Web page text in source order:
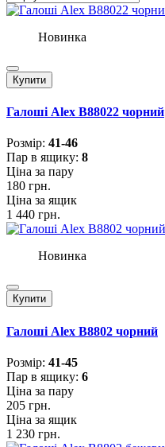
Новинка
Купити
Галоші Alex B88022 чорний
Розмiр: 41-46
Пар в ящику: 8
Ціна за пару
180 грн.
Ціна за ящик
1 440 грн.
Новинка
Купити
Галоші Alex B8802 чорний
Розмiр: 41-45
Пар в ящику: 6
Ціна за пару
205 грн.
Ціна за ящик
1 230 грн.